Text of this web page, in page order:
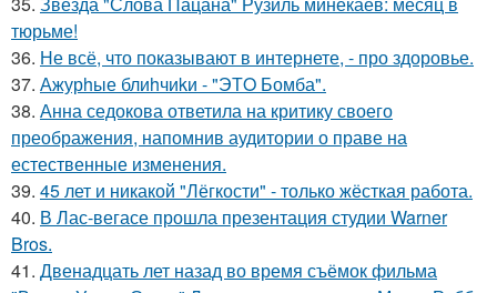
тюрьме!
36. Не всё, что показывают в интернете, - про здоровье.
37. Ажурhые блиhчиkи - "ЭТO Бомба".
38. Анна седокова ответила на критику своего
преображения, напомнив аудитории о праве на
естественные изменения.
39. 45 лет и никакой "Лёгкости" - только жёсткая работа.
40. В Лас-вегасе прошла презентация студии Warner
Bros.
41. Двенадцать лет назад во время съёмок фильма